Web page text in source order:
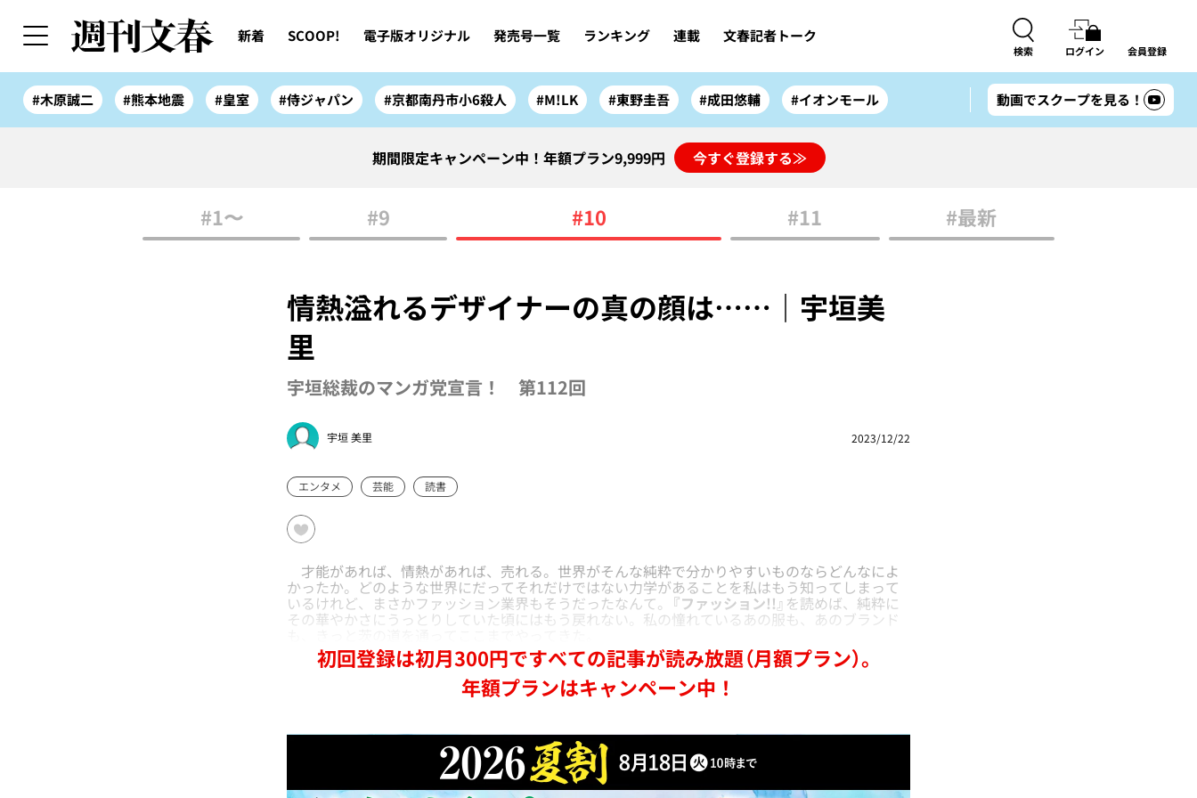
新着 SCOOP! 電子版オリジナル 発売号一覧 ランキング 連載 文春記者トーク
検索 ログイン 会員登録
#木原誠二 #熊本地震 #皇室 #侍ジャパン #京都南丹市小6殺人 #M!LK #東野圭吾 #成田悠輔 #イオンモール 動画でスクープを見る！
期間限定キャンペーン中！年額プラン9,999円 今すぐ登録する≫
#1〜 #9 #10 #11 #最新
情熱溢れるデザイナーの真の顔は……｜宇垣美
里
宇垣総裁のマンガ党宣言！ 第112回
宇垣 美里 2023/12/22
エンタメ 芸能 読書
才能があれば、情熱があれば、売れる。世界がそんな純粋で分かりやすいものならどんなによ
かったか。どのような世界にだってそれだけではない力学があることを私はもう知ってしまって
いるけれど、まさかファッション業界もそうだったなんて。 『ファッション!!』 を読めば、純粋に
その華やかさにうっとりしていた頃にはもう戻れない。私の憧れているあの服も、あのブランド
初回登録は初月300円ですべての記事が読み放題（月額プラン）。
年額プランはキャンペーン中！